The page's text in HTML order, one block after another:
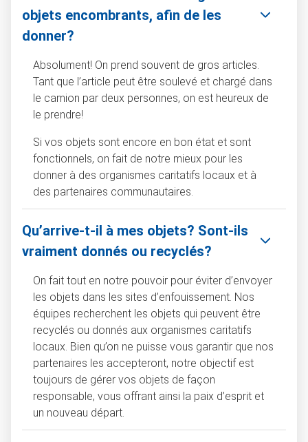
objets encombrants, afin de les
donner?
Absolument! On prend souvent de gros articles.
Tant que l’article peut être soulevé et chargé dans
le camion par deux personnes, on est heureux de
le prendre!
Si vos objets sont encore en bon état et sont
fonctionnels, on fait de notre mieux pour les
donner à des organismes caritatifs locaux et à
des partenaires communautaires.
Qu’arrive-t-il à mes objets? Sont-ils
vraiment donnés ou recyclés?
On fait tout en notre pouvoir pour éviter d’envoyer
les objets dans les sites d’enfouissement. Nos
équipes recherchent les objets qui peuvent être
recyclés ou donnés aux organismes caritatifs
locaux. Bien qu’on ne puisse vous garantir que nos
partenaires les accepteront, notre objectif est
toujours de gérer vos objets de façon
responsable, vous offrant ainsi la paix d’esprit et
un nouveau départ.